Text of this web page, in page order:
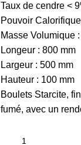
Taux de cendre <
Pouvoir
Masse Volumique
Longeur : 800 mm
Largeur : 500 mm
Hauteur : 100 mm
Boulets Starcite,
fumé, avec un